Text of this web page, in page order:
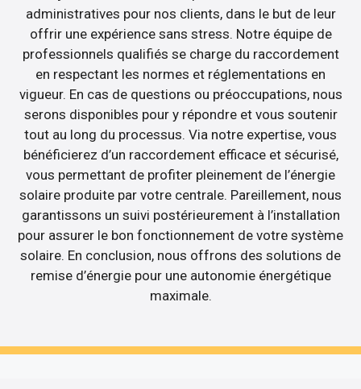
administratives pour nos clients, dans le but de leur
offrir une expérience sans stress. Notre équipe de
professionnels qualifiés se charge du raccordement
en respectant les normes et réglementations en
vigueur. En cas de questions ou préoccupations, nous
serons disponibles pour y répondre et vous soutenir
tout au long du processus. Via notre expertise, vous
bénéficierez d’un raccordement efficace et sécurisé,
vous permettant de profiter pleinement de l’énergie
solaire produite par votre centrale. Pareillement, nous
garantissons un suivi postérieurement à l’installation
pour assurer le bon fonctionnement de votre système
solaire. En conclusion, nous offrons des solutions de
remise d’énergie pour une autonomie énergétique
maximale.